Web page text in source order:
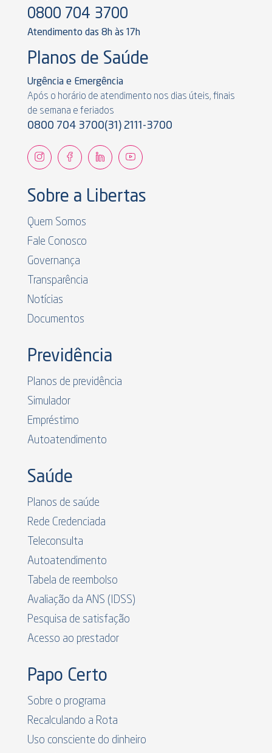
0800 704 3700
Atendimento das 8h às 17h
Planos de Saúde
Urgência e Emergência
Após o horário de atendimento nos dias úteis, finais
de semana e feriados
0800 704 3700(31) 2111-3700
Sobre a Libertas
Quem Somos
Fale Conosco
Governança
Transparência
Notícias
Documentos
Previdência
Planos de previdência
Simulador
Empréstimo
Autoatendimento
Saúde
Planos de saúde
Rede Credenciada
Teleconsulta
Autoatendimento
Tabela de reembolso
Avaliação da ANS (IDSS)
Pesquisa de satisfação
Acesso ao prestador
Papo Certo
Sobre o programa
Recalculando a Rota
Uso consciente do dinheiro